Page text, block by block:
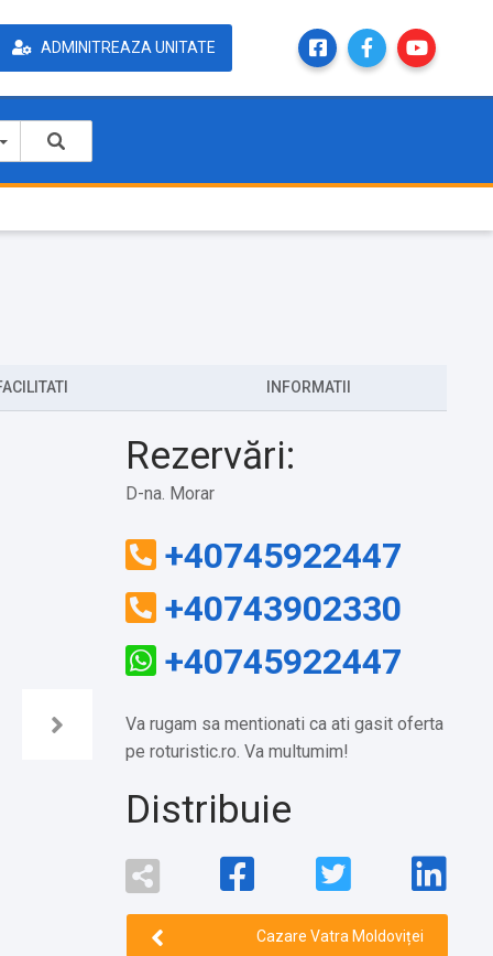
ADMINITREAZA UNITATE
INFORMATII
Rezervări:
D-na. Morar
+40745922447
+40743902330
+40745922447
Va rugam sa mentionati ca ati gasit oferta
pe roturistic.ro. Va multumim!
Distribuie
Cazare Vatra Moldoviței